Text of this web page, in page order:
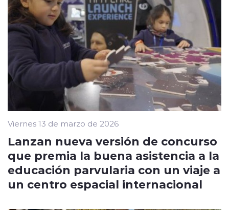
Viernes 13 de marzo de 2026
Lanzan nueva versión de concurso
que premia la buena asistencia a la
educación parvularia con un viaje a
un centro espacial internacional